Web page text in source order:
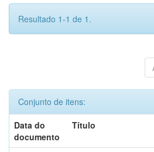
Resultado 1-1 de 1.
Conjunto de itens:
Data do
documento
Título